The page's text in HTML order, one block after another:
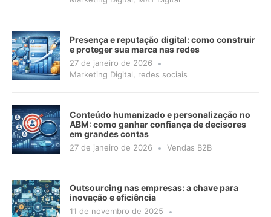
Presença e reputação digital: como construir
e proteger sua marca nas redes
27 de janeiro de 2026
Marketing Digital, redes sociais
Conteúdo humanizado e personalização no
ABM: como ganhar confiança de decisores
em grandes contas
27 de janeiro de 2026 Vendas B2B
Outsourcing nas empresas: a chave para
inovação e eficiência
11 de novembro de 2025